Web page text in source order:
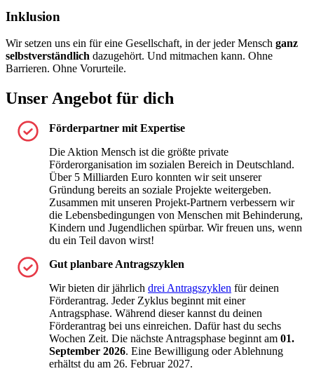
Inklusion
Wir setzen uns ein für eine Gesellschaft, in der jeder Mensch ganz
selbstverständlich dazugehört. Und mitmachen kann. Ohne
Barrieren. Ohne Vorurteile.
Unser Angebot für dich
Förderpartner mit Expertise
Die Aktion Mensch ist die größte private
Förderorganisation im sozialen Bereich in Deutschland.
Über 5 Milliarden Euro konnten wir seit unserer
Gründung bereits an soziale Projekte weitergeben.
Zusammen mit unseren Projekt-Partnern verbessern wir
die Lebensbedingungen von Menschen mit Behinderung,
Kindern und Jugendlichen spürbar. Wir freuen uns, wenn
du ein Teil davon wirst!
Gut planbare Antragszyklen
Wir bieten dir jährlich drei Antragszyklen für deinen
Förderantrag. Jeder Zyklus beginnt mit einer
Antragsphase. Während dieser kannst du deinen
Förderantrag bei uns einreichen. Dafür hast du sechs
Wochen Zeit. Die nächste Antragsphase beginnt am 01.
September 2026. Eine Bewilligung oder Ablehnung
erhältst du am 26. Februar 2027.